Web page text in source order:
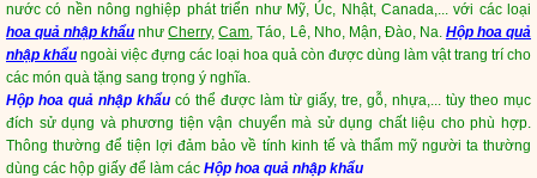
nước có nền nông nghiệp phát triển như Mỹ, Úc, Nhật, Canada,... với các loại
hoa quả nhập khẩu nhưCherry,Cam, Táo, Lê, Nho, Mận, Đào, Na. Hộp hoa quả
nhập khẩu ngoài việc đựng các loại hoa quả còn được dùng làm vật trang trí cho
các món quà tặng sang trọng ý nghĩa.
Hộp hoa quả nhập khẩu có thể được làm từ giấy, tre, gỗ, nhựa,... tùy theo mục
đích sử dụng và phương tiện vận chuyển mà sử dụng chất liệu cho phù hợp.
Thông thường để tiện lợi đảm bảo về tính kinh tế và thẩm mỹ người ta thường
dùng các hộp giấy để làm các Hộp hoa quả nhập khẩu